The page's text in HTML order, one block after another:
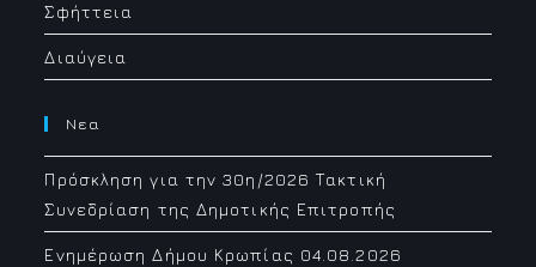
Σφήττεια
Διαύγεια
Νεα
Πρόσκληση για την 30η/2026 Τακτική
Συνεδρίαση της Δημοτικής Επιτροπής
Ενημέρωση Δήμου Κρωπίας 04.08.2026